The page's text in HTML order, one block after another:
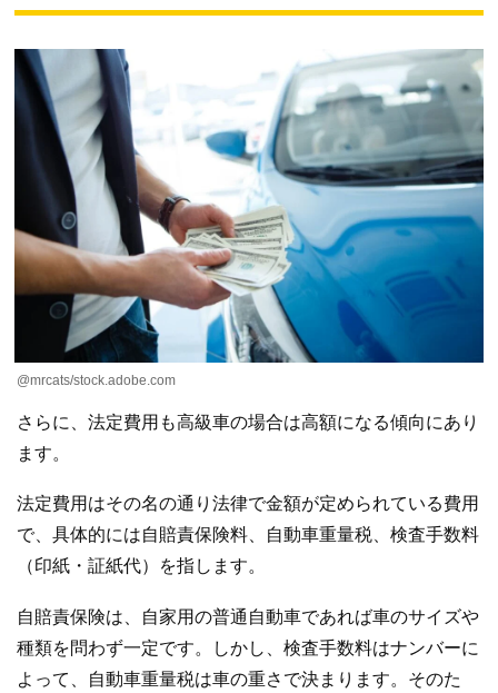
@mrcats/stock.adobe.com
さらに、法定費用も高級車の場合は高額になる傾向にあり
ます。
法定費用はその名の通り法律で金額が定められている費用
で、具体的には自賠責保険料、自動車重量税、検査手数料
（印紙・証紙代）を指します。
自賠責保険は、自家用の普通自動車であれば車のサイズや
種類を問わず一定です。しかし、検査手数料はナンバーに
よって、自動車重量税は車の重さで決まります。そのた